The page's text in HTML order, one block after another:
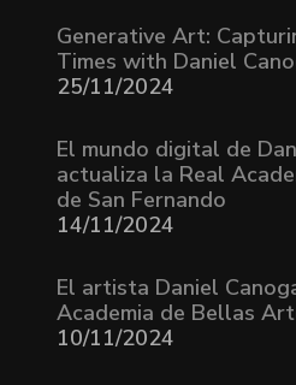
Generative Art:
Times with Daniel
25/11/2024
El mundo digital de
actualiza la Real
de San Fernando
14/11/2024
El artista Daniel
Academia de Bellas
10/11/2024